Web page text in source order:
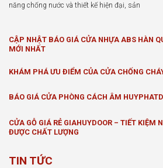
năng chống nước và thiết kế hiện đại, sản
CẬP NHẬT BÁO GIÁ CỬA NHỰA ABS HÀN
MỚI NHẤT
KHÁM PHÁ ƯU ĐIỂM CỦA CỬA CHỐNG
BÁO GIÁ CỬA PHÒNG CÁCH ÂM
CỬA GỖ GIÁ RẺ GIAHUYDOOR – TIẾT KIỆM
ĐƯỢC CHẤT LƯỢNG
TIN TỨC